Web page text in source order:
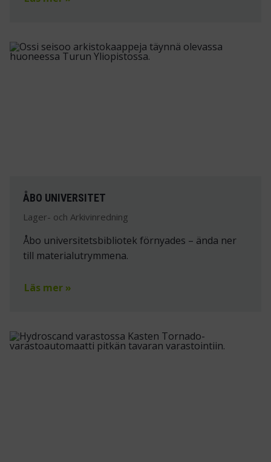
ÅBO UNIVERSITET
Lager- och Arkivinredning
Åbo universitetsbibliotek förnyades – ända ner
till materialutrymmena.
Läs mer »